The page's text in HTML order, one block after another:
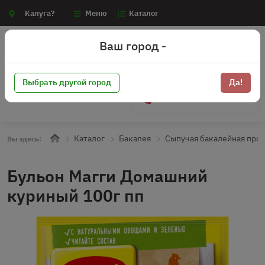
Калуга? Меню Каталог
Вы здесь: Каталог Бакалея Сыпучая бакалейная
Бульон Магги Домашний
куриный 100г пп
Ваш город -
Выбрать другой город Да!